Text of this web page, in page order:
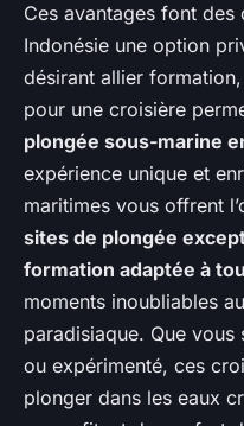
Ces avantages font
Indonésie une option
désirant allier
pour une croisière
plongée sous-marine
expérience unique et
maritimes vous offrent
sites de plongée
formation adaptée à
moments inoubliables
paradisiaque. Que
ou expérimenté, ces
plonger dans les eaux